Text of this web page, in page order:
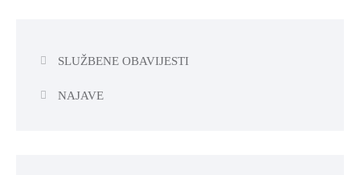
SLUŽBENE OBAVIJESTI
NAJAVE